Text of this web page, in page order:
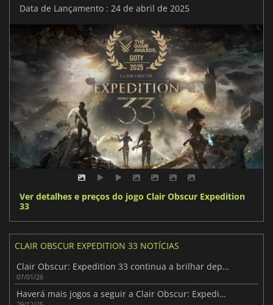
Data de Lançamento : 24 de abril de 2025
Ver detalhes e preços do jogo Clair Obscur Expedition
33
CLAIR OBSCUR EXPEDITION 33 NOTÍCIAS
Clair Obscur: Expedition 33 continua a brilhar depois da vitória no jogo do ano
07/01/26
Haverá mais jogos a seguir a Clair Obscur: Expedição 33